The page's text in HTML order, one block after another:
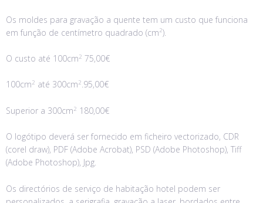
Os moldes para gravação a quente tem um custo que funciona
em função de centímetro quadrado (cm2).
O custo até 100cm2 75,00€
100cm2 até 300cm2.95,00€
Superior a 300cm2 180,00€
O logótipo deverá ser fornecido em ficheiro vectorizado, CDR
(corel draw), PDF (Adobe Acrobat), PSD (Adobe Photoshop), Tiff
(Adobe Photoshop), Jpg.
Os directórios de serviço de habitação hotel podem ser